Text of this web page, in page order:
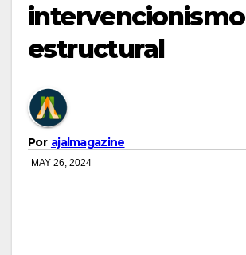
intervencionismo
estructural
Por ajalmagazine
MAY 26, 2024